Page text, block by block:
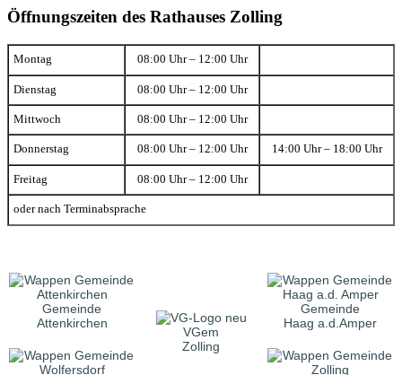
Öffnungszeiten des Rathauses Zolling
Montag 08:00 Uhr – 12:00 Uhr
Dienstag 08:00 Uhr – 12:00 Uhr
Mittwoch 08:00 Uhr – 12:00 Uhr
Donnerstag 08:00 Uhr – 12:00 Uhr 14:00 Uhr – 18:00 Uhr
Freitag 08:00 Uhr – 12:00 Uhr
oder nach Terminabsprache
Gemeinde
Attenkirchen
VGem
Zolling
Gemeinde
Haag a.d.Amper